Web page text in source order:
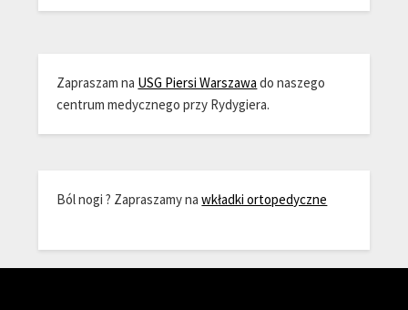
Zapraszam na USG Piersi Warszawa do naszego
centrum medycznego przy Rydygiera.
Ból nogi ? Zapraszamy nawkładki ortopedyczne